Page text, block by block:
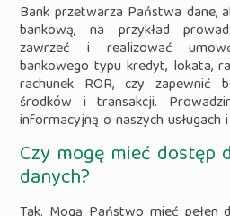
Bank przetwarza Państwa dane,
bankową, na przykład
zawrzeć i realizować
bankowego typu kredyt, lokata,
rachunek ROR, czy zapewnić
środków i transakcji.
informacyjną o naszych usługach
Czy mogę mieć dostęp
danych?